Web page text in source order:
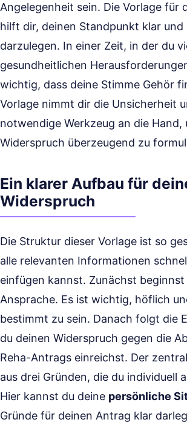
Angelegenheit sein. Die Vorlage für
hilft dir, deinen Standpunkt klar
darzulegen. In einer Zeit, in der du
gesundheitlichen
wichtig, dass deine Stimme Gehör
Vorlage nimmt dir die Unsicherheit
notwendige Werkzeug an die Hand,
Widerspruch überzeugend zu
Ein klarer Aufbau für
Widerspruch
Die Struktur dieser Vorlage ist so
alle relevanten Informationen
einfügen kannst. Zunächst
Ansprache. Es ist wichtig, höflich
bestimmt zu sein. Danach folgt die
du deinen Widerspruch gegen die
Reha-Antrags einreichst. Der
aus drei Gründen, die du individuell
Hier kannst du deine persönliche
Gründe für deinen Antrag klar